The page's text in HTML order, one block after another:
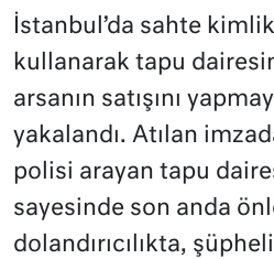
İstanbul’da sahte
kullanarak tapu
arsanın satışını
yakalandı. Atılan
polisi arayan tapu
sayesinde son anda
dolandırıcılıkta,